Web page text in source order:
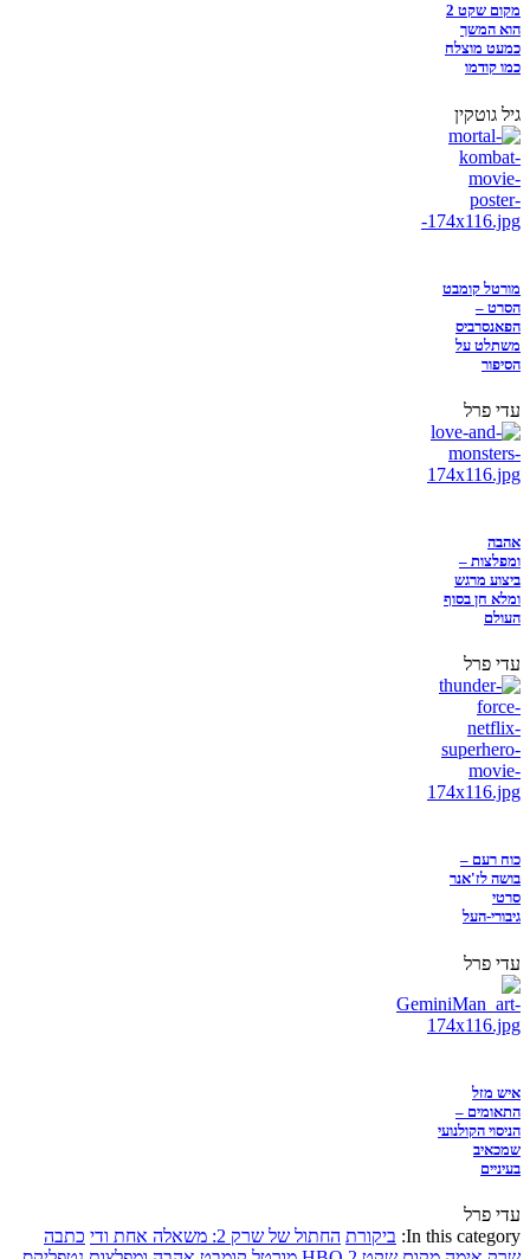
מקום שקט 2
הוא המשך
כמעט מוצלח
כמו קודמו
גיל גוטקין
מורטל קומבט
הסרט –
הפאנסרביס
משתלט על
הסיפור
עדי פרל
אהבה
ומפלצות –
ביצוע מרגש
ומלא חן בסוף
העולם
עדי פרל
כוח רעם –
בושה לז'אנר
סרטי
גיבורי-העל
עדי פרל
איש מזל
התאומים –
הניסוי הקולנועי
שמכאיב
בעיניים
עדי פרל
In this category: ביקורת החתול של שרק 2: משאלה אחת ודי
כתבה